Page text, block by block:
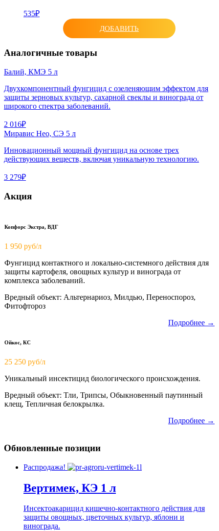
535₽
ДОБАВИТЬ
Аналогичные товары
Балий, КМЭ 5 л
Двухкомпонентный фунгицид с озеленяющим эффектом для
защиты зерновых культур, сахарной свеклы и винограда от
широкого спектра заболеваний.
2 016₽
Миравис Нео, СЭ 5 л
Инновационный мощный фунгицид на основе трех
действующих веществ, включая уникальную технологию.
3 279₽
Акция
Копфорс Экстра, ВДГ
1 950 руб/л
Фунгицид контактного и локально-системного действия для
защиты картофеля, овощных культур и винограда от
комплекса заболеваний.
Вредный объект: Альтернариоз, Милдью, Переноспороз,
Фитофтороз
Подробнее →
Ойкос, КС
25 250 руб/л
Уникальный инсектицид биологического происхождения.
Вредный объект: Тли, Трипсы, Обыкновенный паутинный
клещ, Тепличная белокрылка.
Подробнее →
Обновленные позиции
Распродажа!
Вертимек, КЭ 1 л
Инсектоакарицид кишечно-контактного действия для
защиты овощных, цветочных культур, яблони и
винограда.